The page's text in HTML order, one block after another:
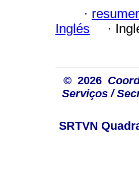
·
Inglés
·
© 2026
Serviços /
SRTVN